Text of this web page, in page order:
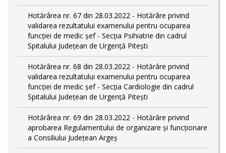
Hotărârea nr. 67 din 28.03.2022 - Hotărâre privind
validarea rezultatului examenului pentru ocuparea
funcției de medic șef - Secția Psihiatrie din cadrul
Spitalului Județean de Urgență Pitești
Hotărârea nr. 68 din 28.03.2022 - Hotărâre privind
validarea rezultatului examenului pentru ocuparea
funcției de medic șef - Secția Cardiologie din cadrul
Spitalului Județean de Urgență Pitești
Hotărârea nr. 69 din 28.03.2022 - Hotărâre privind
aprobarea Regulamentului de organizare și funcționare
a Consiliului Județean Argeș